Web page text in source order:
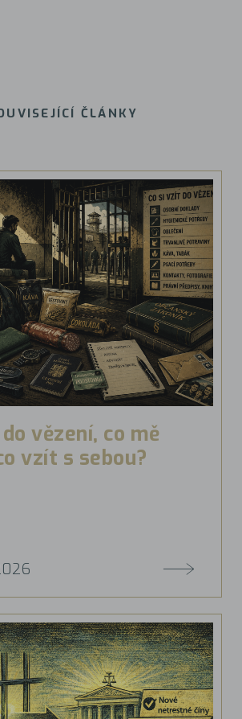
ČLÁNKY
vězení, co mě
vzít s sebou?